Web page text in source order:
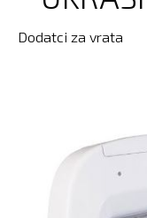
Dodatci za vrata